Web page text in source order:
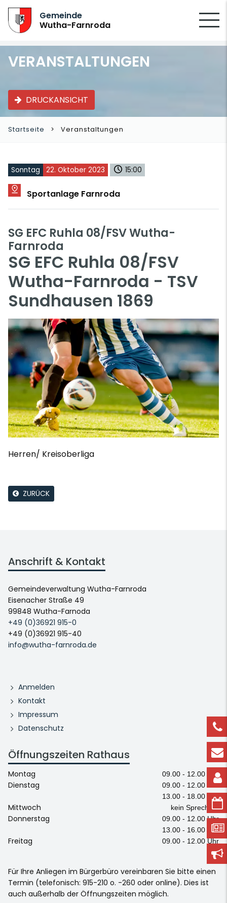
Gemeinde
Wutha-Farnroda
VERANSTALTUNGEN
DRUCKANSICHT
Startseite Veranstaltungen
Sonntag 22. Oktober 2023 15:00
Sportanlage Farnroda
SG EFC Ruhla 08/FSV Wutha-
Farnroda
SG EFC Ruhla 08/FSV
Wutha-Farnroda - TSV
Sundhausen 1869
Herren/ Kreisoberliga
ZURÜCK
Anschrift & Kontakt
Gemeindeverwaltung Wutha-Farnroda
Eisenacher Straße 49
99848 Wutha-Farnoda
+49 (0)36921 915-0
+49 (0)36921 915-40
info@wutha-farnroda.de
Anmelden
Kontakt
Impressum
Datenschutz
Öffnungszeiten Rathaus
Montag 09.00 - 12.00 Uhr
Dienstag
09.00 - 12.00 Uhr
13.00 - 18.00 Uhr
Mittwoch kein Sprechtag
Donnerstag
09.00 - 12.00 Uhr
13.00 - 16.00 Uhr
Freitag 09.00 - 12.00 Uhr
Für Ihre Anliegen im Bürgerbüro vereinbaren Sie bitte einen
Termin (telefonisch: 915-210 o. -260 oder online). Dies ist
auch außerhalb der Öffnungszeiten möglich.